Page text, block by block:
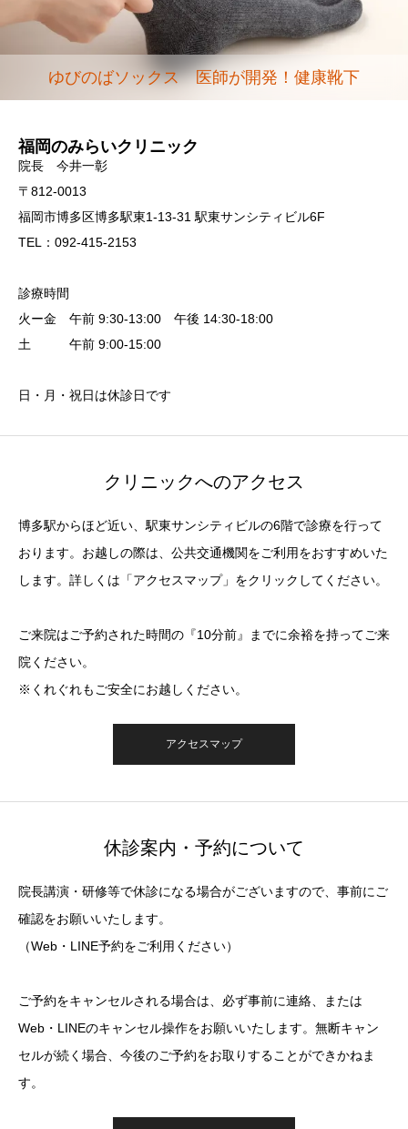
ゆびのばソックス 医師が開発！健康靴下
福岡のみらいクリニック
院長 今井一彰
〒812-0013
福岡市博多区博多駅東1-13-31 駅東サンシティビル6F
TEL：092-415-2153
診療時間
火ー金 午前 9:30-13:00 午後 14:30-18:00
土 午前 9:00-15:00
日・月・祝日は休診日です
クリニックへのアクセス
博多駅からほど近い、駅東サンシティビルの6階で診療を行って
おります。お越しの際は、公共交通機関をご利用をおすすめいた
します。詳しくは「アクセスマップ」をクリックしてください。
ご来院はご予約された時間の『10分前』までに余裕を持ってご来
院ください。
※くれぐれもご安全にお越しください。
アクセスマップ
休診案内・予約について
院長講演・研修等で休診になる場合がございますので、事前にご
確認をお願いいたします。
（Web・LINE予約をご利用ください）
ご予約をキャンセルされる場合は、必ず事前に連絡、または
Web・LINEのキャンセル操作をお願いいたします。無断キャン
セルが続く場合、今後のご予約をお取りすることができかねま
す。